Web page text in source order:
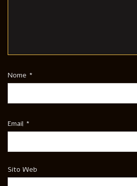
Nome *
Email *
Sito Web